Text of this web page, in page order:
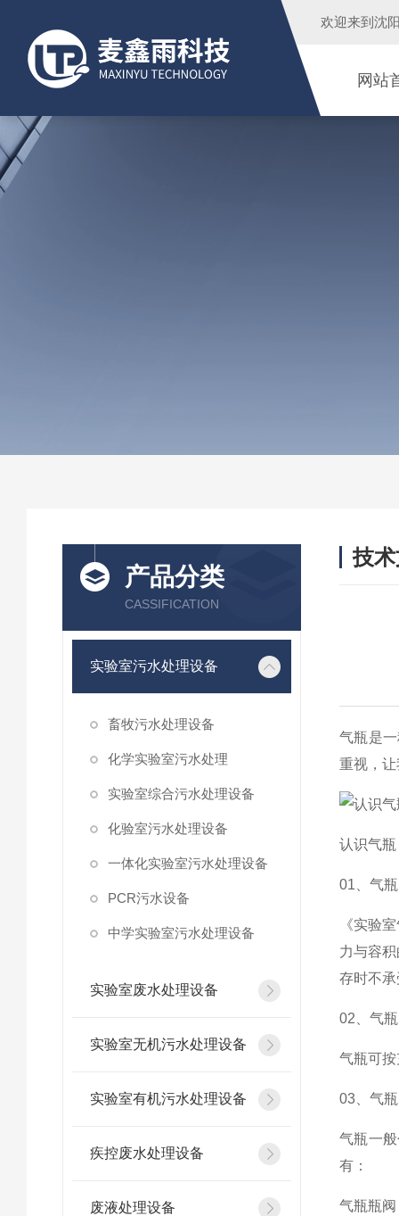
欢迎来到 沈
网站
产品分类
CASSIFICATION
实验室污水处理设备
畜牧污水处理设备
化学实验室污水处理
实验室综合污水处理设备
化验室污水处理设备
一体化实验室污水处理设备
PCR污水设备
中学实验室污水处理设备
实验室废水处理设备
实验室无机污水处理设备
实验室有机污水处理设备
疾控废水处理设备
废液处理设备
技
气瓶是
重视，
认识气瓶
01、气
《实验
力与容
存时不
02、气
气瓶可
03、气
气瓶一
有：
气瓶瓶阀